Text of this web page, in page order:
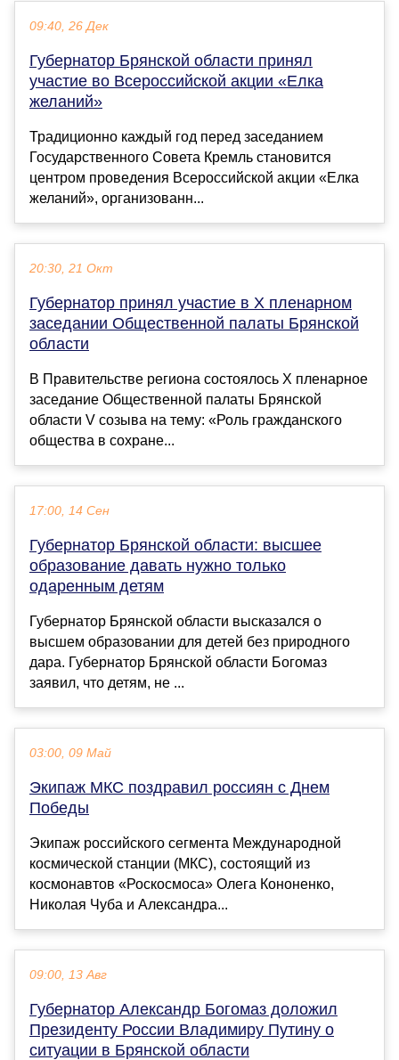
09:40, 26 Дек
Губернатор Брянской области принял
участие во Всероссийской акции «Елка
желаний»
Традиционно каждый год перед заседанием
Государственного Совета Кремль становится
центром проведения Всероссийской акции «Елка
желаний», организованн...
20:30, 21 Окт
Губернатор принял участие в X пленарном
заседании Общественной палаты Брянской
области
В Правительстве региона состоялось X пленарное
заседание Общественной палаты Брянской
области V созыва на тему: «Роль гражданского
общества в сохране...
17:00, 14 Сен
Губернатор Брянской области: высшее
образование давать нужно только
одаренным детям
Губернатор Брянской области высказался о
высшем образовании для детей без природного
дара. Губернатор Брянской области Богомаз
заявил, что детям, не ...
03:00, 09 Май
Экипаж МКС поздравил россиян с Днем
Победы
Экипаж российского сегмента Международной
космической станции (МКС), состоящий из
космонавтов «Роскосмоса» Олега Кононенко,
Николая Чуба и Александра...
09:00, 13 Авг
Губернатор Александр Богомаз доложил
Президенту России Владимиру Путину о
ситуации в Брянской области